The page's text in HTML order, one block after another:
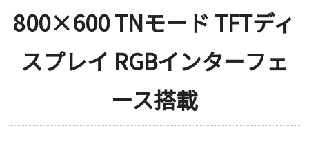
800×600 TNモード TFTディ
スプレイ RGBインターフェ
ース搭載